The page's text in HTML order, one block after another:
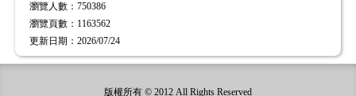
瀏覽人數 ：750386
瀏覽頁數 ： 1163562
更新日期 ：2026/07/24
版權所有 © 2012 All Rights Reserved